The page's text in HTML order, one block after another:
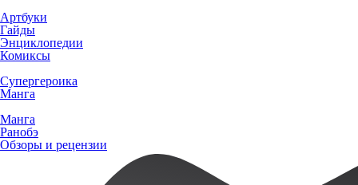
Артбуки
Гайды
Энциклопедии
Комиксы
Супергероика
Манга
Манга
Ранобэ
Обзоры и рецензии